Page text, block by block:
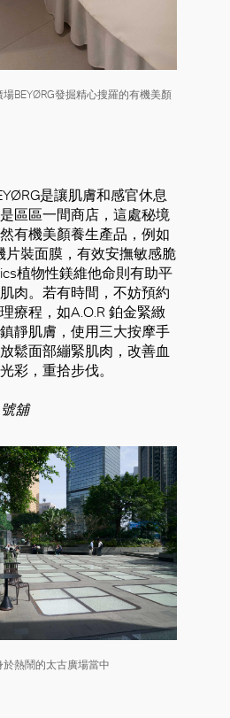
BEYØRG發掘精心搜羅的有機美顏
是讓肌膚和感官休息
區區一間商店，這處秘境
有機美顏養生產品，例如
片裝面膜，有效安撫敏感脆
植物性鎂維他命則有助平
肉。若有時間，不妨預約
療程，如A.O.R 鉑金緊緻
靜肌膚，使用三大按摩手
鬆面部繃緊肌肉，改善血
彩，重拾步伐。
舖
熱鬧的太古廣場當中